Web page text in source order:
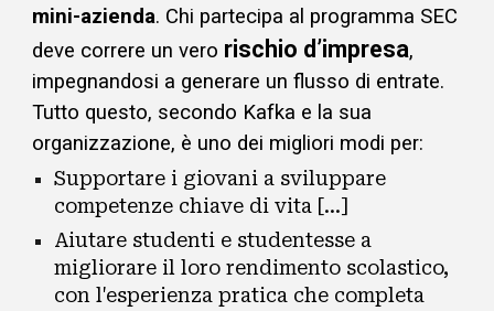
mini-azienda. Chi partecipa al programma SEC
deve correre un vero rischio d’impresa,
impegnandosi a generare un flusso di entrate.
Tutto questo, secondo Kafka e la sua
organizzazione, è uno dei migliori modi per:
Supportare i giovani a sviluppare
competenze chiave di vita [...]
Aiutare studenti e studentesse a
migliorare il loro rendimento scolastico,
con l'esperienza pratica che completa